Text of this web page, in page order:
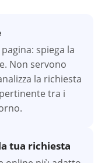
spiega la
Non servono
la richiesta
tra i
tua richiesta